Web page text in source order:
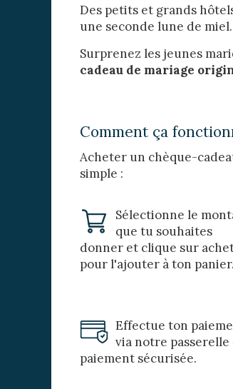
Des petits et grands
une seconde lune de miel.
Surprenez les jeunes
cadeau de mariage
Comment ça
Acheter un chèque-
simple :
Sélectionne le
que tu souhaites
donner et clique sur
pour l'ajouter à ton panier.
Effectue ton
via notre passerelle
paiement sécurisée.